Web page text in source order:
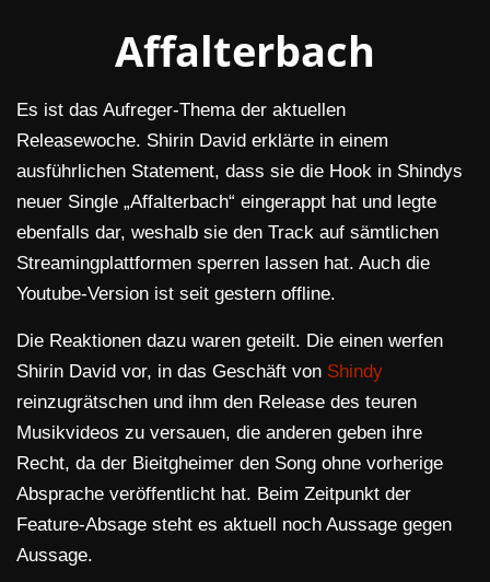
Affalterbach
Es ist das Aufreger-Thema der aktuellen
Releasewoche. Shirin David erklärte in einem
ausführlichen Statement, dass sie die Hook in Shindys
neuer Single „Affalterbach“ eingerappt hat und legte
ebenfalls dar, weshalb sie den Track auf sämtlichen
Streamingplattformen sperren lassen hat. Auch die
Youtube-Version ist seit gestern offline.
Die Reaktionen dazu waren geteilt. Die einen werfen
Shirin David vor, in das Geschäft von Shindy
reinzugrätschen und ihm den Release des teuren
Musikvideos zu versauen, die anderen geben ihre
Recht, da der Bieitgheimer den Song ohne vorherige
Absprache veröffentlicht hat. Beim Zeitpunkt der
Feature-Absage steht es aktuell noch Aussage gegen
Aussage.